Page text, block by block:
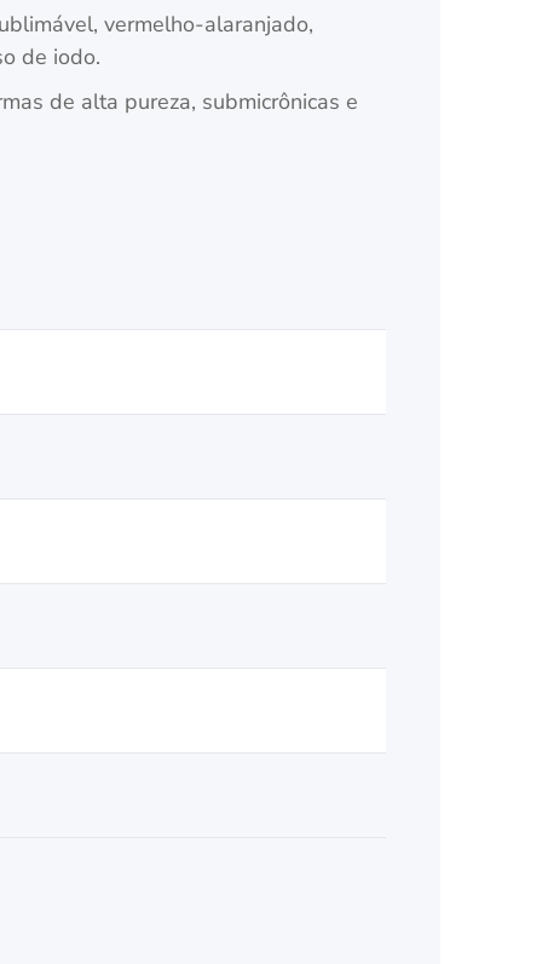
vermelho-alaranjado,
de iodo.
de alta pureza, submicrônicas e